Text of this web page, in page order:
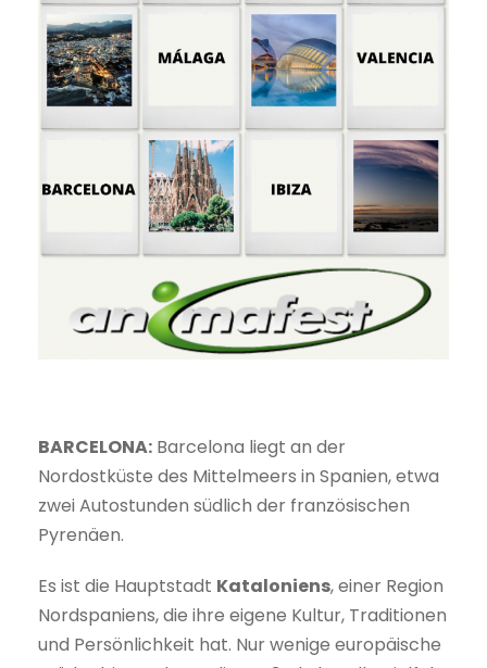
BARCELONA: Barcelona liegt an der
Nordostküste des Mittelmeers in Spanien, etwa
zwei Autostunden südlich der französischen
Pyrenäen.
Es ist die Hauptstadt Kataloniens, einer Region
Nordspaniens, die ihre eigene Kultur, Traditionen
und Persönlichkeit hat. Nur wenige europäische